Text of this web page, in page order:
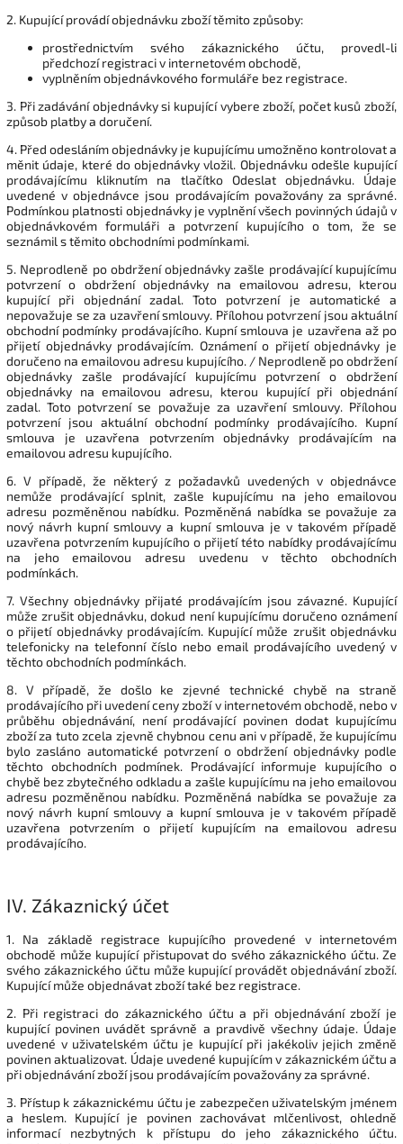
2. Kupující provádí objednávku zboží těmito způsoby:
prostřednictvím svého zákaznického účtu, provedl-li
předchozí registraci v internetovém obchodě,
vyplněním objednávkového formuláře bez registrace.
3. Při zadávání objednávky si kupující vybere zboží, počet kusů zboží,
způsob platby a doručení.
4. Před odesláním objednávky je kupujícímu umožněno kontrolovat a
měnit údaje, které do objednávky vložil. Objednávku odešle kupující
prodávajícímu kliknutím na tlačítko Odeslat objednávku. Údaje
uvedené v objednávce jsou prodávajícím považovány za správné.
Podmínkou platnosti objednávky je vyplnění všech povinných údajů v
objednávkovém formuláři a potvrzení kupujícího o tom, že se
seznámil s těmito obchodními podmínkami.
5. Neprodleně po obdržení objednávky zašle prodávající kupujícímu
potvrzení o obdržení objednávky na emailovou adresu, kterou
kupující při objednání zadal. Toto potvrzení je automatické a
nepovažuje se za uzavření smlouvy. Přílohou potvrzení jsou aktuální
obchodní podmínky prodávajícího. Kupní smlouva je uzavřena až po
přijetí objednávky prodávajícím. Oznámení o přijetí objednávky je
doručeno na emailovou adresu kupujícího. / Neprodleně po obdržení
objednávky zašle prodávající kupujícímu potvrzení o obdržení
objednávky na emailovou adresu, kterou kupující při objednání
zadal. Toto potvrzení se považuje za uzavření smlouvy. Přílohou
potvrzení jsou aktuální obchodní podmínky prodávajícího. Kupní
smlouva je uzavřena potvrzením objednávky prodávajícím na
emailovou adresu kupujícího.
6. V případě, že některý z požadavků uvedených v objednávce
nemůže prodávající splnit, zašle kupujícímu na jeho emailovou
adresu pozměněnou nabídku. Pozměněná nabídka se považuje za
nový návrh kupní smlouvy a kupní smlouva je v takovém případě
uzavřena potvrzením kupujícího o přijetí této nabídky prodávajícímu
na jeho emailovou adresu uvedenu v těchto obchodních
podmínkách.
7. Všechny objednávky přijaté prodávajícím jsou závazné. Kupující
může zrušit objednávku, dokud není kupujícímu doručeno oznámení
o přijetí objednávky prodávajícím. Kupující může zrušit objednávku
telefonicky na telefonní číslo nebo email prodávajícího uvedený v
těchto obchodních podmínkách.
8. V případě, že došlo ke zjevné technické chybě na straně
prodávajícího při uvedení ceny zboží v internetovém obchodě, nebo v
průběhu objednávání, není prodávající povinen dodat kupujícímu
zboží za tuto zcela zjevně chybnou cenu ani v případě, že kupujícímu
bylo zasláno automatické potvrzení o obdržení objednávky podle
těchto obchodních podmínek. Prodávající informuje kupujícího o
chybě bez zbytečného odkladu a zašle kupujícímu na jeho emailovou
adresu pozměněnou nabídku. Pozměněná nabídka se považuje za
nový návrh kupní smlouvy a kupní smlouva je v takovém případě
uzavřena potvrzením o přijetí kupujícím na emailovou adresu
prodávajícího.
IV. Zákaznický účet
1. Na základě registrace kupujícího provedené v internetovém
obchodě může kupující přistupovat do svého zákaznického účtu. Ze
svého zákaznického účtu může kupující provádět objednávání zboží.
Kupující může objednávat zboží také bez registrace.
2. Při registraci do zákaznického účtu a při objednávání zboží je
kupující povinen uvádět správně a pravdivě všechny údaje. Údaje
uvedené v uživatelském účtu je kupující při jakékoliv jejich změně
povinen aktualizovat. Údaje uvedené kupujícím v zákaznickém účtu a
při objednávání zboží jsou prodávajícím považovány za správné.
3. Přístup k zákaznickému účtu je zabezpečen uživatelským jménem
a heslem. Kupující je povinen zachovávat mlčenlivost, ohledně
informací nezbytných k přístupu do jeho zákaznického účtu.